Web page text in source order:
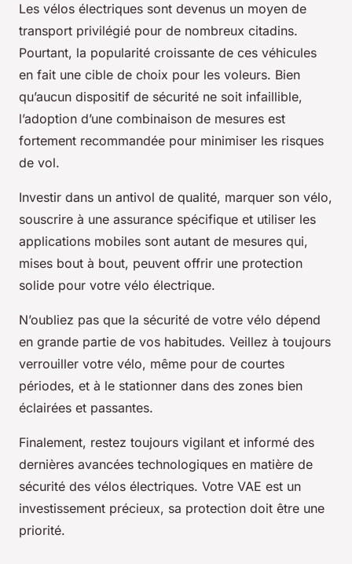
Les vélos électriques sont devenus un moyen de
transport privilégié pour de nombreux citadins.
Pourtant, la popularité croissante de ces véhicules
en fait une cible de choix pour les voleurs. Bien
qu’aucun dispositif de sécurité ne soit infaillible,
l’adoption d’une combinaison de mesures est
fortement recommandée pour minimiser les risques
de vol.
Investir dans un antivol de qualité, marquer son vélo,
souscrire à une assurance spécifique et utiliser les
applications mobiles sont autant de mesures qui,
mises bout à bout, peuvent offrir une protection
solide pour votre vélo électrique.
N’oubliez pas que la sécurité de votre vélo dépend
en grande partie de vos habitudes. Veillez à toujours
verrouiller votre vélo, même pour de courtes
périodes, et à le stationner dans des zones bien
éclairées et passantes.
Finalement, restez toujours vigilant et informé des
dernières avancées technologiques en matière de
sécurité des vélos électriques. Votre VAE est un
investissement précieux, sa protection doit être une
priorité.